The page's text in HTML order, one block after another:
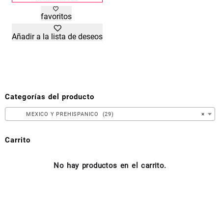
favoritos
Añadir a la lista de deseos
Categorías del producto
×
MEXICO Y PREHISPANICO (29)
Carrito
No hay productos en el carrito.